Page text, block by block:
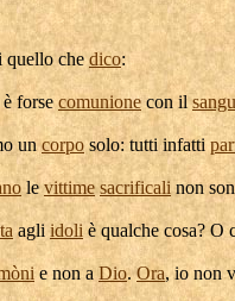
quello chedico:
forse comunionecon il
uncorposolo: tutti infatti
levittime sacrificali non
agliidoli è qualche cosa? O
e non a Dio.Ora, io non